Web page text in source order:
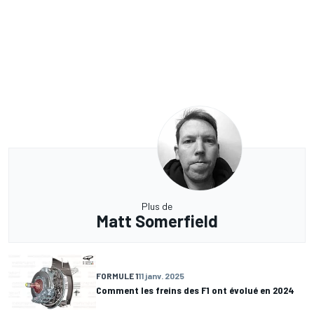
Plus de
Matt Somerfield
FORMULE 111 janv. 2025
Comment les freins des F1 ont évolué en 2024